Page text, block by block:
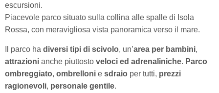
escursioni.
Piacevole parco situato sulla collina alle spalle di Isola
Rossa, con meravigliosa vista panoramica verso il mare.
Il parco ha diversi tipi di scivolo, un’area per bambini,
attrazioni anche piuttosto veloci ed adrenaliniche. Parco
ombreggiato, ombrelloni e sdraio per tutti, prezzi
ragionevoli, personale gentile.